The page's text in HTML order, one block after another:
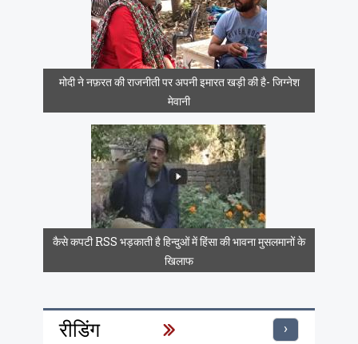
मोदी ने नफ़रत की राजनीती पर अपनी इमारत खड़ी की है- जिग्नेश
मेवानी
कैसे कपटी RSS भड़काती है हिन्दुओं में हिंसा की भावना मुसलमानों के
खिलाफ
रीडिंग ›